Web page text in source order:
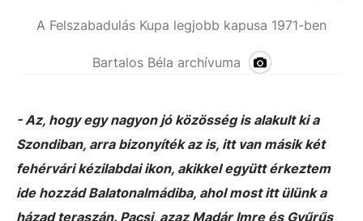
A Felszabadulás Kupa legjobb kapusa 1971-ben
Bartalos Béla archívuma
- Az, hogy egy nagyon jó közösség is alakult ki a
Szondiban, arra bizonyíték az is, itt van másik két
fehérvári kézilabdai ikon, akikkel együtt érkeztem
ide hozzád Balatonalmádiba, ahol most itt ülünk a
házad teraszán. Pacsi, azaz Madár Imre és Gyűrűs